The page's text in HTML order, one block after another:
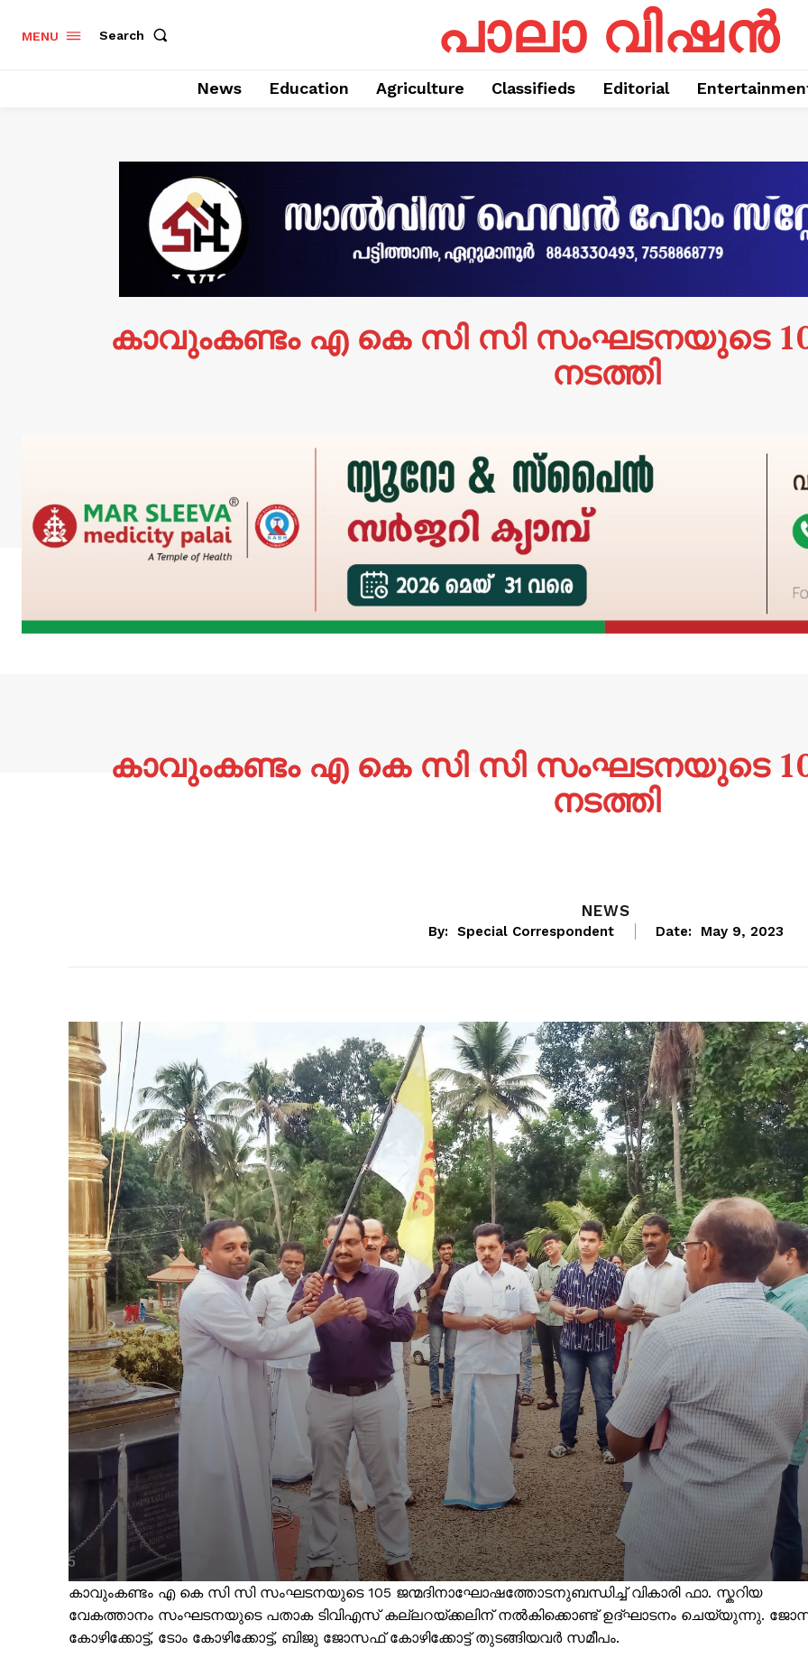
MENU Search പാലാ വിഷൻ
News Education Agriculture Classifieds Editorial
കാവുംകണ്ടം എ കെ സി സി സംഘടനയുടെ
നടത്തി
കാവുംകണ്ടം എ കെ സി സി സംഘടനയുടെ
നടത്തി
NEWS
By: Special Correspondent Date: May 9, 2023
കാവുംകണ്ടം എ കെ സി സി സംഘടനയുടെ 105 ജന്മദിനാഘോഷത്തോടനുബന്ധിച്ച് വികാരി ഫാ. സ്കറിയ
വേകത്താനം സംഘടനയുടെ പതാക ടിവിഎസ് കല്ലറയ്ക്കലിന് നൽകിക്കൊണ്ട് ഉദ്ഘാടനം ചെയ്യുന്നു.
കോഴിക്കോട്ട്, ടോം കോഴിക്കോട്ട്, ബിജു ജോസഫ് കോഴിക്കോട്ട് തുടങ്ങിയവർ സമീപം.